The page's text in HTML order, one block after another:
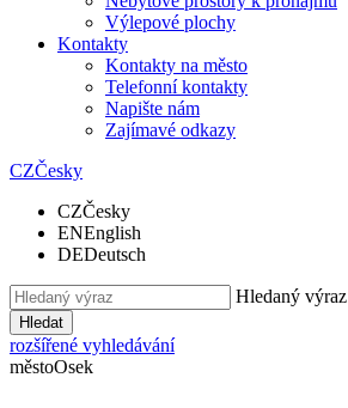
Výlepové plochy
Kontakty
Kontakty na město
Telefonní kontakty
Napište nám
Zajímavé odkazy
CZČesky
CZČesky
ENEnglish
DEDeutsch
Hledaný výraz
Hledat
rozšířené vyhledávání
městoOsek